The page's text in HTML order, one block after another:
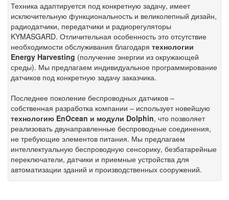
Техника адаптируется под конкретную задачу, имеет
исключительную функциональность и великолепный дизайн,
радиодатчики, передатчики и радиорегуляторы
KYMASGARD. Отличительная особенность это отсутствие
необходимости обслуживания благодаря технологии
Energy Harvesting (получение энергии из окружающей
среды). Мы предлагаем индивидуальное программирование
датчиков под конкретную задачу заказчика.
Последнее поколение беспроводных датчиков –
собственная разработка компании – использует новейшую
технологию EnOcean и модули Dolphin, что позволяет
реализовать двунаправленные беспроводные соединения,
не требующие элементов питания. Мы предлагаем
интеллектуальную беспроводную сенсорику, безбатарейные
переключатели, датчики и приемные устройства для
автоматизации зданий и производственных сооружений.